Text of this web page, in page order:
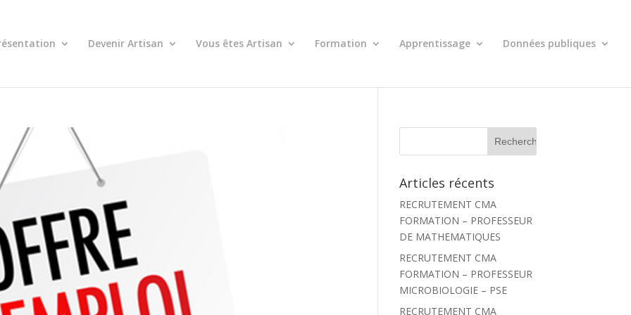
Devenir Artisan Vous êtes Artisan Formation Apprentissage Données publiques
c
e
c
h
r
:
Articles récents
RECRUTEMENT CMA
FORMATION – PROFESSEUR
DE MATHEMATIQUES
RECRUTEMENT CMA
FORMATION – PROFESSEUR
MICROBIOLOGIE – PSE
RECRUTEMENT CMA